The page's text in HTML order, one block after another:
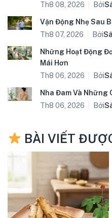
Th8 08, 2026
Bởi
Vận Động Nhẹ Sau
Th8 07, 2026
Bởi
Những Hoạt Động
Mái Hơn
Th8 06, 2026
Bởi
Nha Đam Và Những
Th8 06, 2026
Bởi
BÀI VIẾT